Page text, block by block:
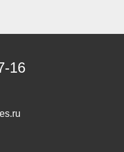
16